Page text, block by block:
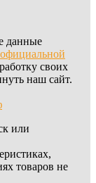
данные
официальной
своих
наш сайт.
или
товаров не